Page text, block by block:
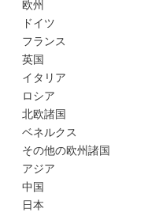
欧州
ドイツ
フランス
英国
イタリア
ロシア
北欧諸国
ベネルクス
その他の欧州諸国
アジア
中国
日本